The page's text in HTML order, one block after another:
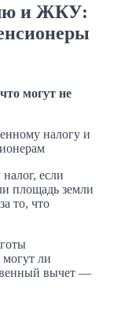
и ЖКУ:
могут не
налогу и
если
площадь земли
то, что
ли
вычет —